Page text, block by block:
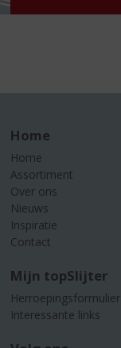
Home
Home
Assortiment
Over ons
Nieuws
Inspiratie
Contact
Mijn topSlijter
Herroepingsformulier
Interessante links